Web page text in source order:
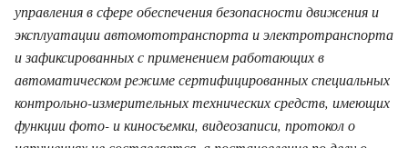
управления в сфере обеспечения безопасности движения и
эксплуатации автомототранспорта и электротранспорта
и зафиксированных с применением работающих в
автоматическом режиме сертифицированных специальных
контрольно-измерительных технических средств, имеющих
функции фото- и киносъемки, видеозаписи, протокол о